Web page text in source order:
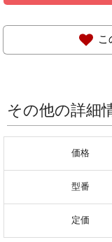
こ
その他の詳細
価格
型番
定価